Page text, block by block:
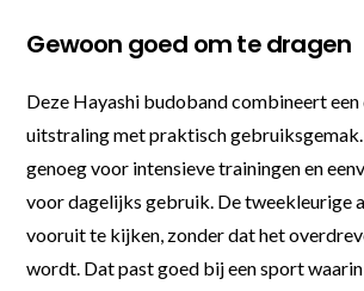
Gewoon goed om te dragen
Deze Hayashi budoband combineert
uitstraling met praktisch
genoeg voor intensieve trainingen en
voor dagelijks gebruik. De tweekleurige
vooruit te kijken, zonder dat het
wordt. Dat past goed bij een sport